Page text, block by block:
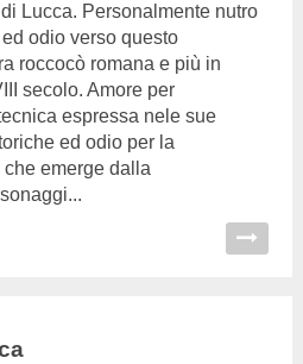
Lucca. Personalmente nutro
odio verso questo
roccocò romana e più in
secolo. Amore per
espressa nele sue
ed odio per la
emerge dalla